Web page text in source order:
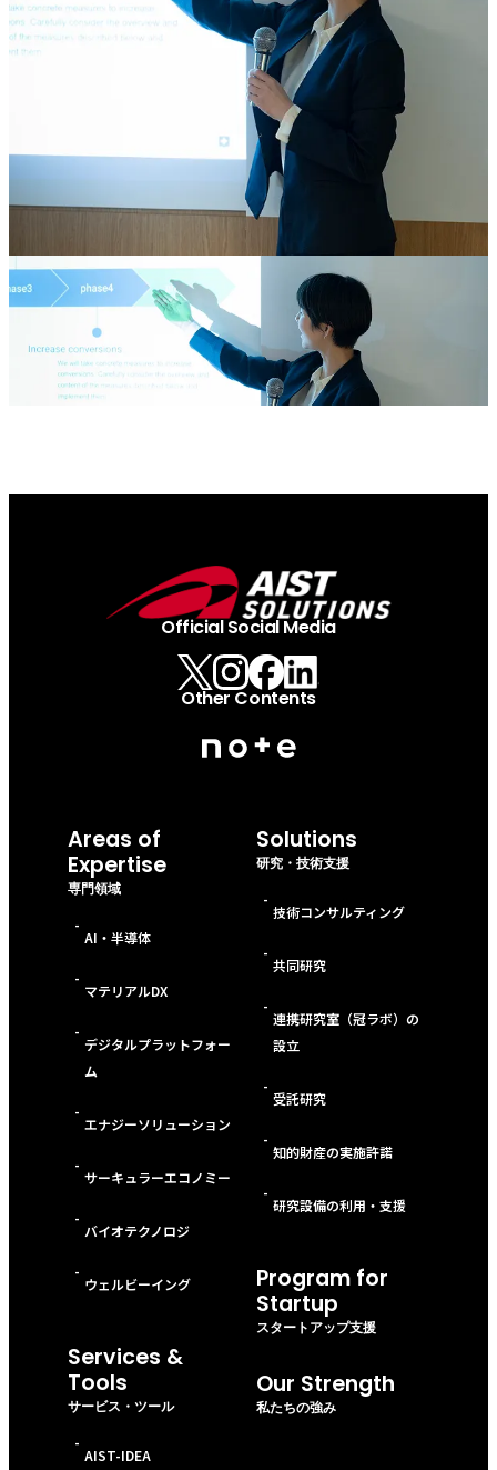
Official Social Media
Other Contents
Areas of
Expertise
専門領域
-
AI・半導体
-
マテリアルDX
-
デジタルプラットフォー
ム
-
エナジーソリューション
-
サーキュラーエコノミー
-
バイオテクノロジ
-
ウェルビーイング
Services &
Tools
サービス・ツール
-
AIST-IDEA
Solutions
研究・技術支援
-
技術コンサルティング
-
共同研究
-
連携研究室（冠ラボ）の
設立
-
受託研究
-
知的財産の実施許諾
-
研究設備の利用・支援
Program for
Startup
スタートアップ支援
Our Strength
私たちの強み